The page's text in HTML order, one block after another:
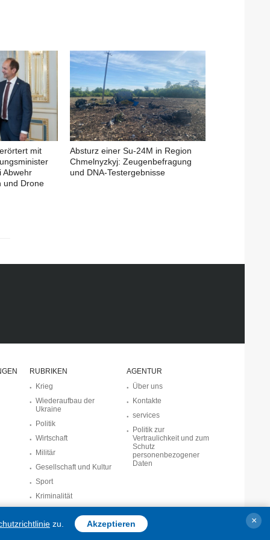
mit
Abwehr
und Drone
Absturz einer Su-24M in Region
Chmelnyzkyj: Zeugenbefragung
und DNA-Testergebnisse
RUBRIKEN
Krieg
Wiederaufbau der
Ukraine
Politik
Wirtschaft
Militär
Gesellschaft und Kultur
Sport
Kriminalität
AGENTUR
Über uns
Kontakte
services
Politik zur
Vertraulichkeit und zum
Schutz
personenbezogener
Daten
zu. Akzeptieren ×